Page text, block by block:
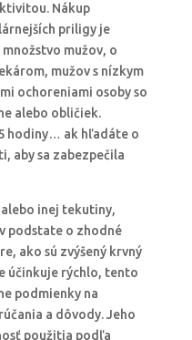
Nákup
priligy je
mužov, o
mužov s nízkym
ochoreniami osoby so
alebo obličiek.
hodiny… ak hľadáte o
aby sa zabezpečila
inej tekutiny,
podstate o zhodné
ako sú zvýšený krvný
účinkuje rýchlo, tento
podmienky na
a dôvody. Jeho
použitia podľa